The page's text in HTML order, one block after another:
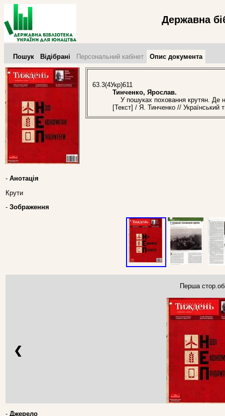
Державна
Пошук Відібрані Персональний кабінет Опис документа
63.3(4Укр)611
Тинченко, Ярослав.
У пошуках поховання крутян. Де
[Текст] / Я. Тинченко //
- Анотація
Крути
- Зображення
Перша
❮
- Джерело